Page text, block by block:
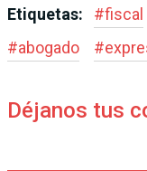
Etiquetas: #fiscal
#abogado #
Déjanos tus